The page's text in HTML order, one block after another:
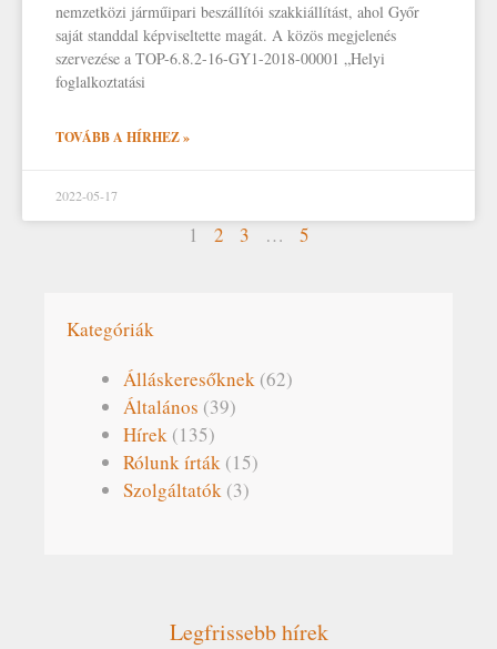
nemzetközi járműipari beszállítói szakkiállítást, ahol Győr
saját standdal képviseltette magát. A közös megjelenés
szervezése a TOP-6.8.2-16-GY1-2018-00001 „Helyi
foglalkoztatási
TOVÁBB A HÍRHEZ »
2022-05-17
1 2 3 … 5
Kategóriák
Álláskeresőknek (62)
Általános (39)
Hírek (135)
Rólunk írták (15)
Szolgáltatók (3)
Legfrissebb hírek